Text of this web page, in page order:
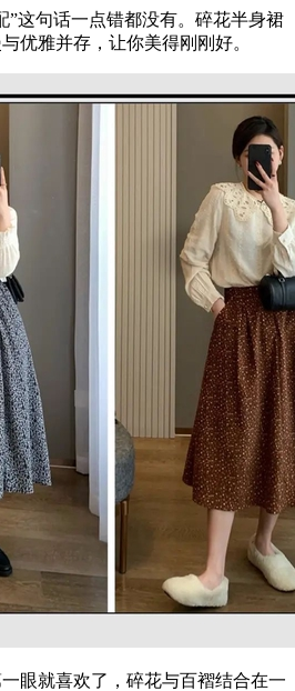
句话一点错都没有。碎花半身裙
优雅并存，让你美得刚刚好。
就喜欢了，碎花与百褶结合在一